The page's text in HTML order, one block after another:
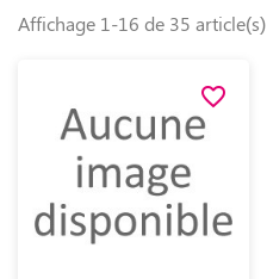
Affichage 1-16 de 35 article(s)
favorite_border